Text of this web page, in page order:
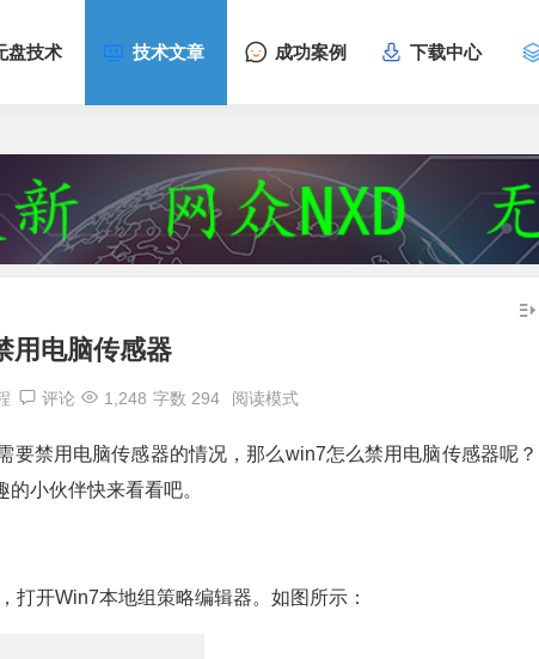
盘技术 技术文章 成功案例 下载中心
用电脑传感器
评论 1,248 字数 294 阅读模式
禁用电脑传感器的情况，那么win7怎么禁用电脑传感器呢？
小伙伴快来看看吧。
打开Win7本地组策略编辑器。如图所示：